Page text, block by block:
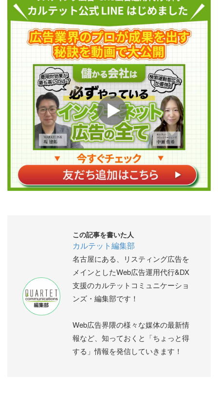
この記事を書いた人
カルテット編集部
名古屋にある、リスティング広告を
メインとしたWeb広告運用代行&DX
支援のカルテットコミュニケーショ
ンズ・編集部です！
Web広告界隈の様々な媒体の最新情
報など、知っておくと「ちょっと得
する」情報を発信していきます！